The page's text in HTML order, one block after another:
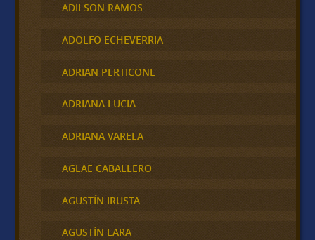
ADILSON RAMOS
ADOLFO ECHEVERRIA
ADRIAN PERTICONE
ADRIANA LUCIA
ADRIANA VARELA
AGLAE CABALLERO
AGUSTÍN IRUSTA
AGUSTÍN LARA